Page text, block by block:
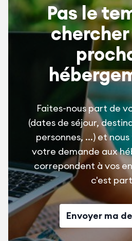
Pas le
Faites-nous part de
(dates de séjour,
personnes, ...) et
votre demande aux
correpondent à vos
c'est
Envoyer ma